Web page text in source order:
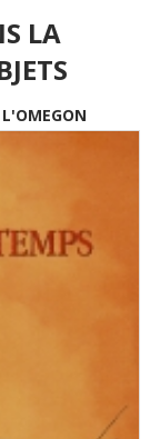
LA